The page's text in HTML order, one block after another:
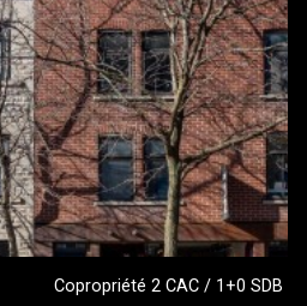
Copropriété 2 CAC / 1+0 SDB